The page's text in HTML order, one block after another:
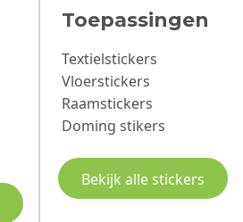
Toepassingen
Textielstickers
Vloerstickers
Raamstickers
Doming stikers
Bekijk alle stickers